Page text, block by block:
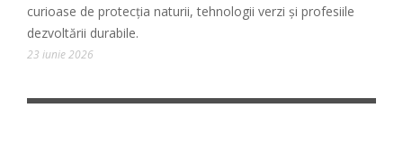
curioase de protecția naturii, tehnologii verzi și profesiile
dezvoltării durabile.
23 iunie 2026